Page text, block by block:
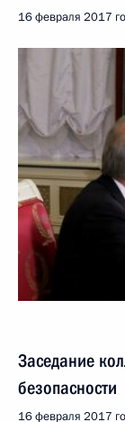
16 февраля 2017
Заседание
безопасности
16 февраля 2017